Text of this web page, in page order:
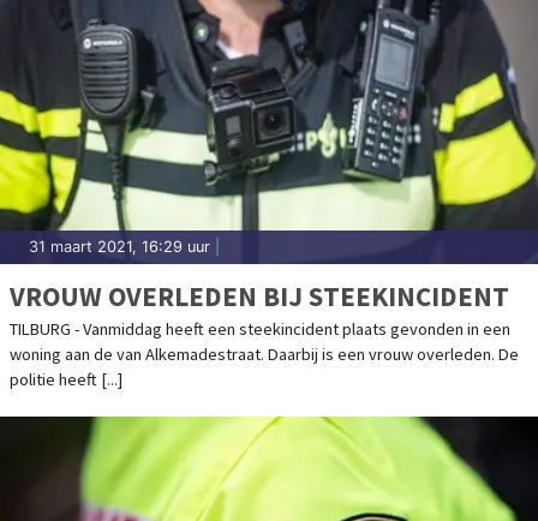
31 maart 2021, 16:29 uur
VROUW OVERLEDEN BIJ STEEKINCIDENT
TILBURG - Vanmiddag heeft een steekincident plaats gevonden in een
woning aan de van Alkemadestraat. Daarbij is een vrouw overleden. De
politie heeft [...]